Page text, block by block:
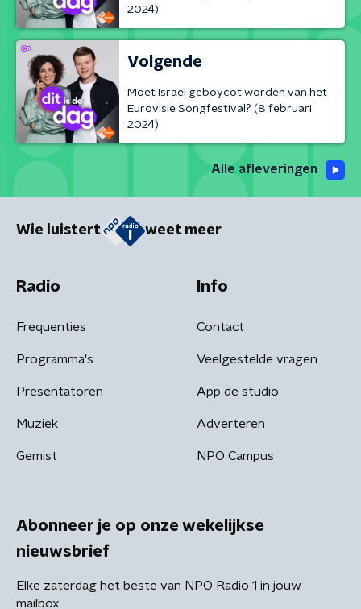
2024)
Volgende
Moet Israël geboycot worden van het
Eurovisie Songfestival? (8 februari
2024)
Alle afleveringen
Wie luistert weet meer
Radio
Frequenties
Programma's
Presentatoren
Muziek
Gemist
Info
Contact
Veelgestelde vragen
App de studio
Adverteren
NPO Campus
Abonneer je op onze wekelijkse
nieuwsbrief
Elke zaterdag het beste van NPO Radio 1 in jouw
mailbox